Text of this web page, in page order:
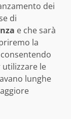
dei
di
e che sarà
la
utilizzare le
lunghe